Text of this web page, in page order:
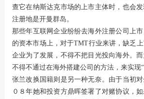
查它在纳斯达克市场的上市主体时，也会发
注册地是开曼群岛。
那些年互联网企业纷纷去海外注册公司上
的资本市场上，对于TMT行业来讲，缺乏
企业为了发展，不得不把目光投向海外。而
不得不通过在海外搭建公司的方法，来实现“
张兰改换国籍则是另一种无奈。由于当初
０８年她和投资方鼎晖签署了对赌协议，